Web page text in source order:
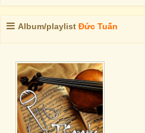
Album/playlist Đức Tuấn